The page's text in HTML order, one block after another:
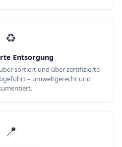
♻️
Entsorgung
sortiert und über zertifizierte
– umweltgerecht und
📍